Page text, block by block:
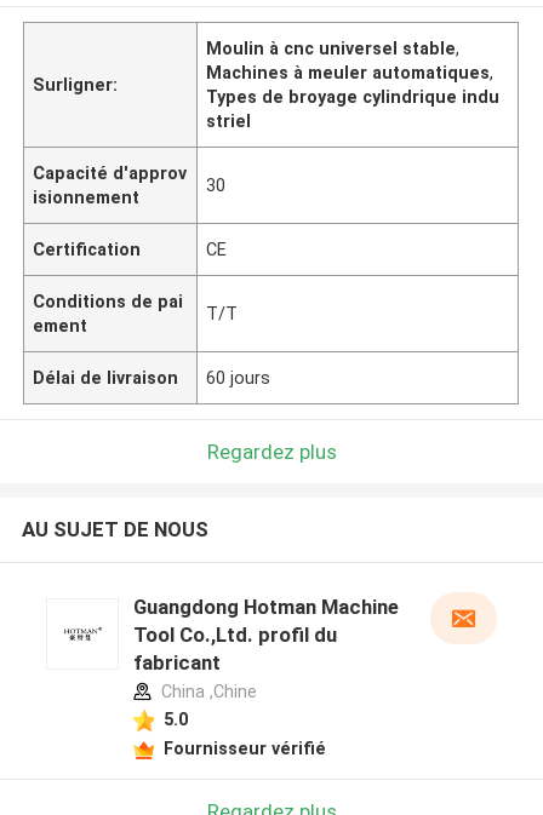
Surligner:
Moulin à cnc universel stable,
Machines à meuler automatiques,
Types de broyage cylindrique indu
striel
Capacité d'approv
isionnement
30
Certification CE
Conditions de pai
ement
T/T
Délai de livraison 60 jours
Regardez plus
AU SUJET DE NOUS
Guangdong Hotman Machine
Tool Co.,Ltd. profil du
fabricant
China ,Chine
5.0
Fournisseur vérifié